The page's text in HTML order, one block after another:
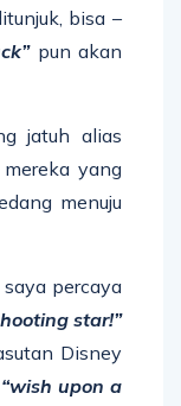
bisa –
pun akan
jatuh alias
yang
menuju
percaya
star!”
Disney
“wish upon a